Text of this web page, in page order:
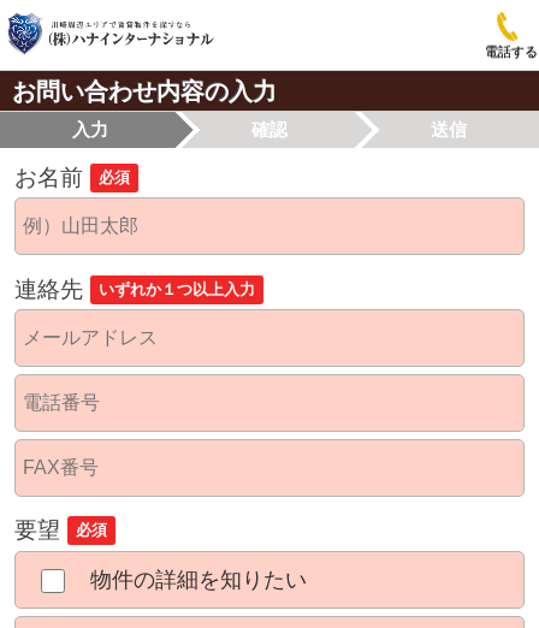
電話する
お問い合わせ内容の入力
入力 確認 送信
お名前 必須
連絡先 いずれか１つ以上入力
要望 必須
物件の詳細を知りたい